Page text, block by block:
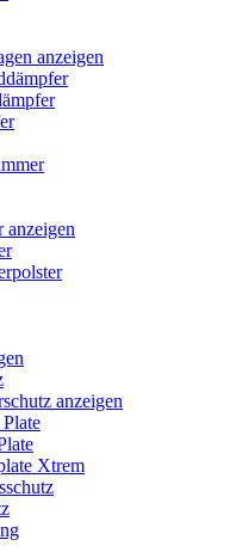
anzeigen
anzeigen
anzeigen
Xtrem